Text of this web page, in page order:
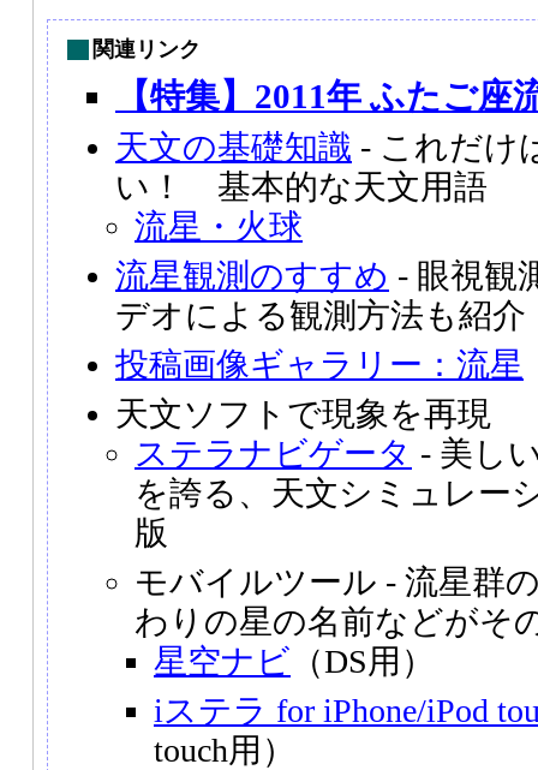
関連リンク
【特集】2011年 ふたご座
天文の基礎知識 - これだけ
い！ 基本的な天文用語
流星・火球
流星観測のすすめ - 眼視観
デオによる観測方法も紹介
投稿画像ギャラリー：流星
天文ソフトで現象を再現
ステラナビゲータ - 美し
を誇る、天文シミュレー
版
モバイルツール - 流星群
わりの星の名前などがそ
星空ナビ （DS用）
iステラ for iPhone/iPod
touch用）